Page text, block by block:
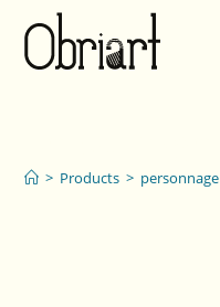
> Products > personnage